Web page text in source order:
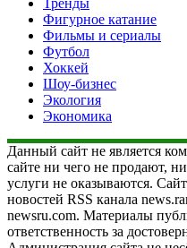
Фигурное катание
Фильмы и сериалы
Футбол
Хоккей
Шоу-бизнес
Экология
Экономика
Данный сайт не является
сайте ни чего не продают,
услуги не оказываются.
новостей RSS канала
newsru.com. Материалы
ответственность за